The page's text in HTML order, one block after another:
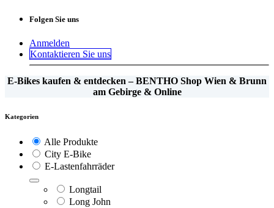
Folgen Sie uns
Anmelden
Kontaktieren Sie uns
E-Bikes kaufen & entdecken – BENTHO Shop Wien & Brunn
am Gebirge & Online
Kategorien
Alle Produkte
City E-Bike
E-Lastenfahrräder
Longtail
Long John